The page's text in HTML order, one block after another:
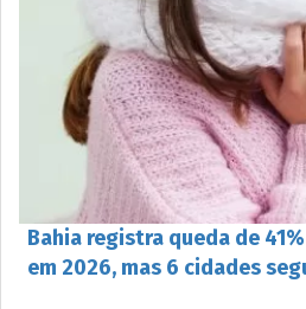
Bahia registra queda de
em 2026, mas 6 cidades